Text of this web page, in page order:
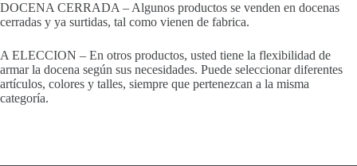
DOCENA CERRADA – Algunos productos se venden en docenas
cerradas y ya surtidas, tal como vienen de fabrica.
A ELECCION – En otros productos, usted tiene la flexibilidad de
armar la docena según sus necesidades. Puede seleccionar diferentes
artículos, colores y talles, siempre que pertenezcan a la misma
categoría.